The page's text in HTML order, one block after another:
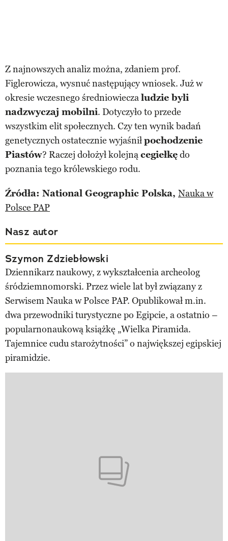
Z najnowszych analiz można, zdaniem prof.
Figlerowicza, wysnuć następujący wniosek. Już w
okresie wczesnego średniowieczaludzie byli
nadzwyczaj mobilni. Dotyczyło to przede
wszystkim elit społecznych. Czy ten wynik badań
genetycznych ostatecznie wyjaśniłpochodzenie
Piastów? Raczej dołożył kolejnącegiełkędo
poznania tego królewskiego rodu.
Źródła: National Geographic Polska, Nauka w
Polsce PAP
Nasz autor
Szymon Zdziebłowski
Dziennikarz naukowy, z wykształcenia archeolog
śródziemnomorski. Przez wiele lat był związany z
Serwisem Nauka w Polsce PAP. Opublikował m.in.
dwa przewodniki turystyczne po Egipcie, a ostatnio –
popularnonaukową książkę „Wielka Piramida.
Tajemnice cudu starożytności” o największej egipskiej
piramidzie.